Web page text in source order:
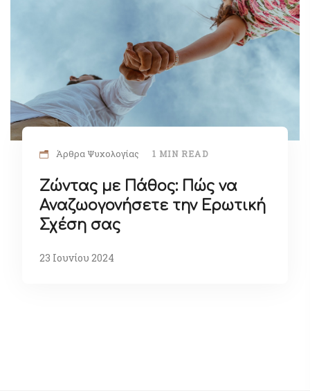
Άρθρα Ψυχολογίας 1 MIN READ
Ζώντας με Πάθος: Πώς να
Αναζωογονήσετε την Ερωτική
Σχέση σας
23 Ιουνίου 2024